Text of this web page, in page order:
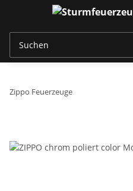
Zippo Feuerzeuge